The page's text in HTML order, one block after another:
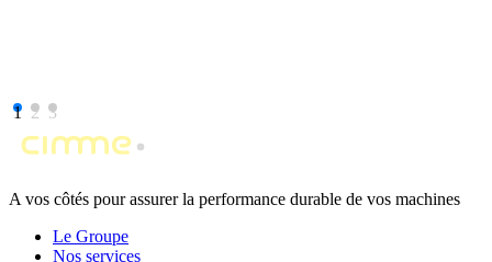
1 2 3
A vos côtés pour assurer la performance durable de vos machines
Le Groupe
Nos services